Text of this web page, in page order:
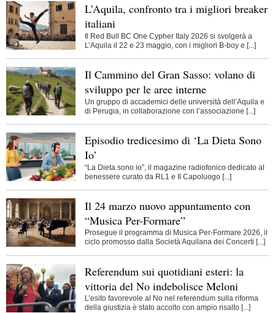
L’Aquila, confronto tra i migliori breaker
italiani
Il Red Bull BC One Cypher Italy 2026 si svolgerà a
L’Aquila il 22 e 23 maggio, con i migliori B-boy e [...]
Il Cammino del Gran Sasso: volano di
sviluppo per le aree interne
Un gruppo di accademici delle università dell’Aquila e
di Perugia, in collaborazione con l’associazione [...]
Episodio tredicesimo di ‘La Dieta Sono
Io’
“La Dieta sono io”, il magazine radiofonico dedicato al
benessere curato da RL1 e Il Capoluogo [...]
Il 24 marzo nuovo appuntamento con
“Musica Per-Formare”
Prosegue il programma di Musica Per-Formare 2026, il
ciclo promosso dalla Società Aquilana dei Concerti [...]
Referendum sui quotidiani esteri: la
vittoria del No indebolisce Meloni
L’esito favorevole al No nel referendum sulla riforma
della giustizia è stato accolto con ampio risalto [...]